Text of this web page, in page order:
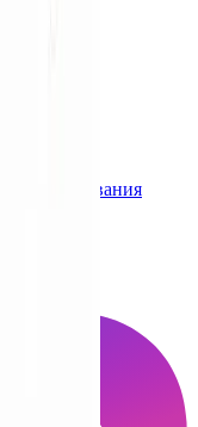
использования